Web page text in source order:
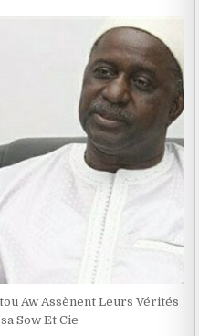
Aw Assènent Leurs Vérités
Sow Et Cie